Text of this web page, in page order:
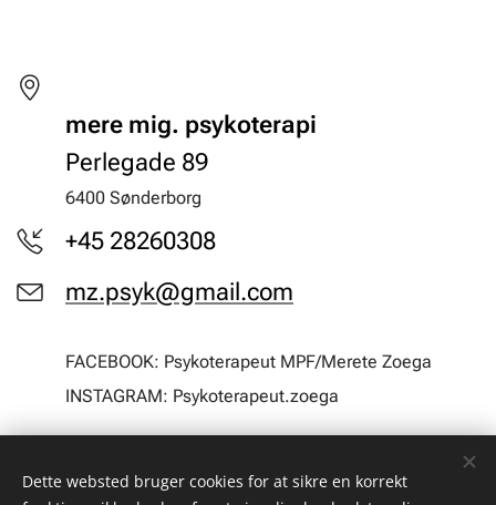
mere mig. psykoterapi
Perlegade 89
6400 Sønderborg
+45 28260308
mz.psyk@gmail.com
FACEBOOK: Psykoterapeut MPF/Merete Zoega
INSTAGRAM: Psykoterapeut.zoega
Dette websted bruger cookies for at sikre en korrekt